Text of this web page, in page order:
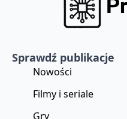
Sprawdź publikacje
Nowości
Filmy i seriale
Gry